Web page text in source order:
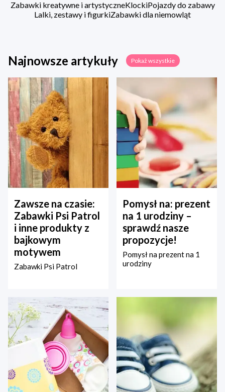
Zabawki kreatywne i artystyczneKlockiPojazdy do zabawy
Lalki, zestawy i figurkiZabawki dla niemowląt
Najnowsze artykuły Pokaż wszystkie
Zawsze na czasie:
Zabawki Psi Patrol
i inne produkty z
bajkowym
motywem
Zabawki Psi Patrol
Pomysł na: prezent
na 1 urodziny –
sprawdź nasze
propozycje!
Pomysł na prezent na 1
urodziny